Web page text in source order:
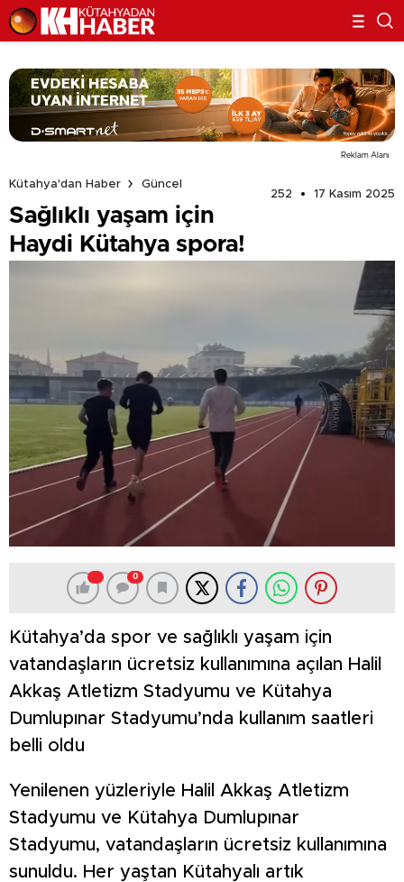
Reklam Alanı
Kütahya'dan Haber
Güncel
252
17 Kasım 2025
Sağlıklı yaşam için
Haydi Kütahya spora!
0
Kütahya’da spor ve sağlıklı yaşam için
vatandaşların ücretsiz kullanımına açılan Halil
Akkaş Atletizm Stadyumu ve Kütahya
Dumlupınar Stadyumu’nda kullanım saatleri
belli oldu
Yenilenen yüzleriyle Halil Akkaş Atletizm
Stadyumu ve Kütahya Dumlupınar
Stadyumu, vatandaşların ücretsiz kullanımına
sunuldu. Her yaştan Kütahyalı artık